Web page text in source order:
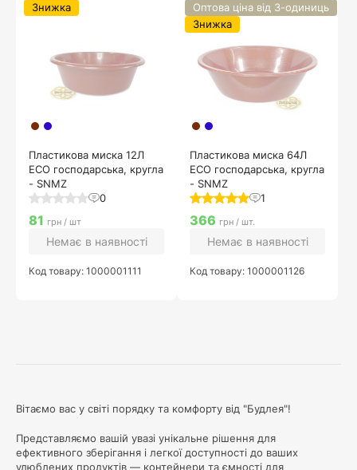
Вітаємо вас у світі порядку та комфорту від "Будлея"!
Представляємо вашій увазі унікальне рішення для
ефективного зберігання і легкої доступності до ваших
улюблених продуктів — контейнери та ємності для
Пластикова миска 12Л
ECO господарська, кругла
- SNMZ
0
Знижка
81 грн / шт
Немає в наявності
Код товару: 1000001111
Пластикова миска 64Л
ECO господарська, кругла
- SNMZ
1
Оптова ціна від 3-одиниць
Знижка
366 грн / шт.
Немає в наявності
Код товару: 1000001126